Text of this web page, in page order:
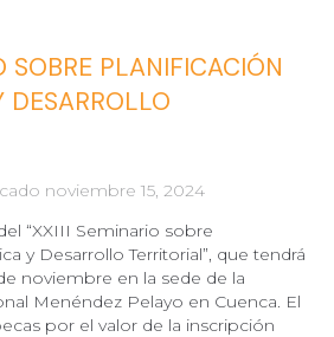
SOBRE PLANIFICACIÓN
DESARROLLO
noviembre 15, 2024
“XXIII Seminario sobre
y Desarrollo Territorial”, que tendrá
noviembre en la sede de la
Menéndez Pelayo en Cuenca. El
por el valor de la inscripción